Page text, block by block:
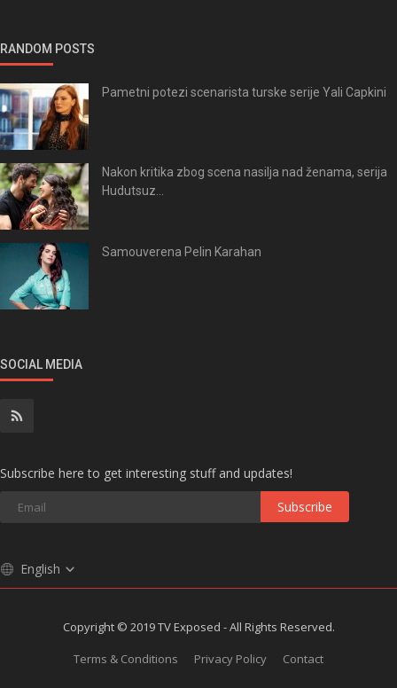
RANDOM POSTS
Pametni potezi scenarista turske serije Yali Capkini
Nakon kritika zbog scena nasilja nad ženama, serija
Hudutsuz...
Samouverena Pelin Karahan
SOCIAL MEDIA
Subscribe here to get interesting stuff and updates!
Subscribe
English
Copyright © 2019 TV Exposed - All Rights Reserved.
Terms & Conditions
Privacy Policy Contact